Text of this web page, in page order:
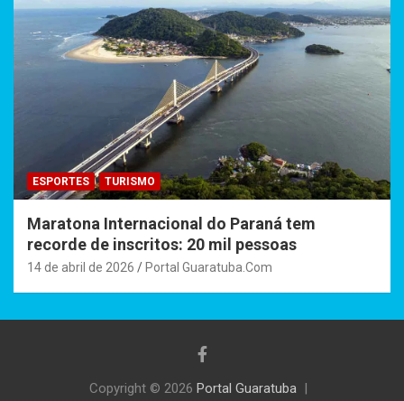
ESPORTES TURISMO
Maratona Internacional do Paraná tem
recorde de inscritos: 20 mil pessoas
14 de abril de 2026 Portal Guaratuba.Com
Copyright © 2026 Portal Guaratuba